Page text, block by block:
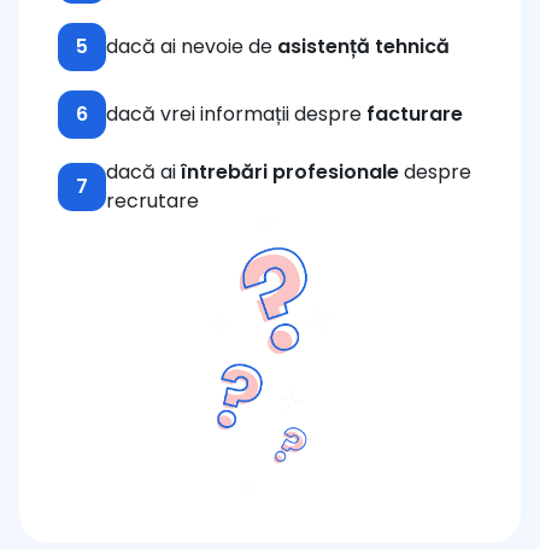
5 dacă ai nevoie de asistență tehnică
6 dacă vrei informații despre facturare
7
dacă aiîntrebări profesionaledespre
recrutare